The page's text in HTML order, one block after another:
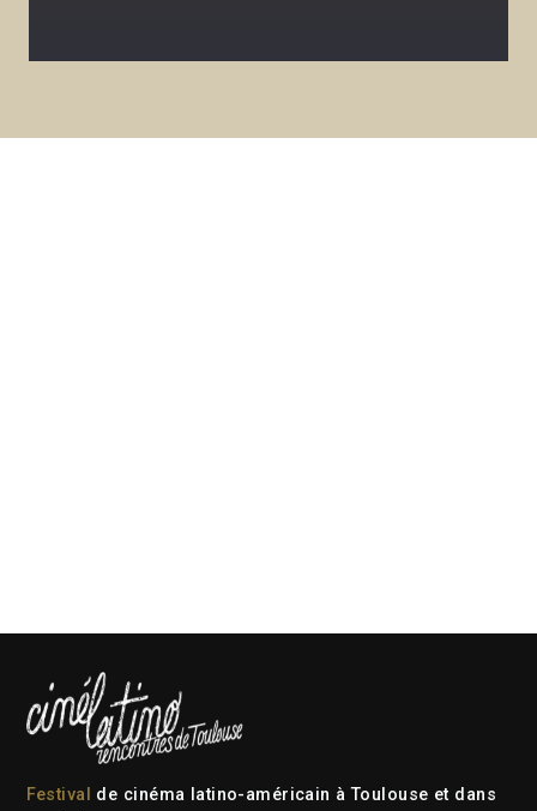
Festival de cinéma latino-américain à Toulouse et dans